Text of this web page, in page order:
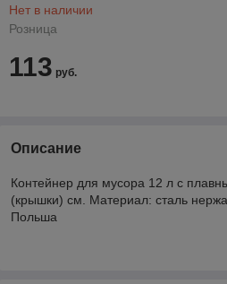
Нет в наличии
Розница
113 руб.
Описание
Контейнер для мусора 12 л с
(крышки) см. Материал: сталь
Польша